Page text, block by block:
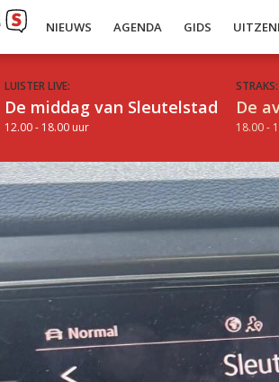
NIEUWS AGENDA GIDS
LUISTER LIVE:
De middag van Sleutelstad
12.00 - 18.00 uur
STRAKS:
De
18.00 -